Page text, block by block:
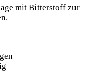
mit Bitterstoff zur